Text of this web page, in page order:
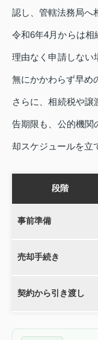
認し、管轄法務局へ
令和6年4月からは相
理由なく申請しない
無にかかわらず早め
さらに、相続税や譲
告期限も、公的機関
却スケジュールを立
段階
事前準備
売却手続き
契約から引き渡し